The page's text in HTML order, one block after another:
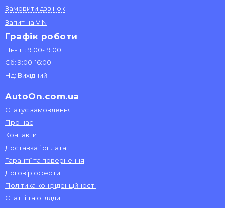
Замовити дзвінок
Запит на VIN
Графік роботи
Пн-пт: 9:00-19:00
Сб: 9:00-16:00
Нд: Вихідний
AutoOn.com.ua
Статус замовлення
Про нас
Контакти
Доставка і оплата
Гарантії та повернення
Договір оферти
Політика конфіденційності
Статті та огляди